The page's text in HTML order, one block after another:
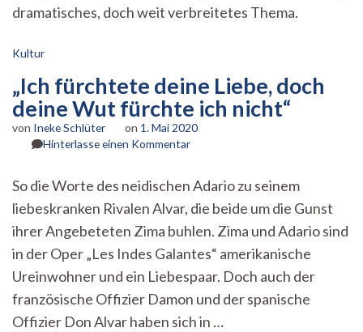
dramatisches, doch weit verbreitetes Thema.
Kultur
„Ich fürchtete deine Liebe, doch
deine Wut fürchte ich nicht“
von Ineke Schlüter on 1. Mai 2020
Hinterlasse einen Kommentarzu
deine
Liebe,
doch
deine
Wut
fürchte
ich
nicht“
So die Worte des neidischen Adario zu seinem
liebeskranken Rivalen Alvar, die beide um die Gunst
ihrer Angebeteten Zima buhlen. Zima und Adario sind
in der Oper „Les Indes Galantes“ amerikanische
Ureinwohner und ein Liebespaar. Doch auch der
französische Offizier Damon und der spanische
Offizier Don Alvar haben sich in …